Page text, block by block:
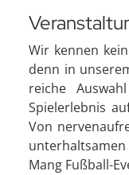
Wir kennen
denn in
reiche
Spielerlebnis
Von
Mang Fußball-